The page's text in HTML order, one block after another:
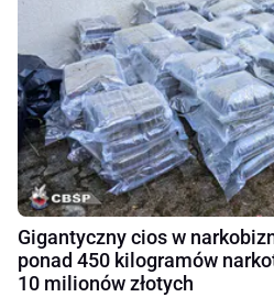
Gigantyczny cios w
ponad 450 kilogramów
10 milionów złotych